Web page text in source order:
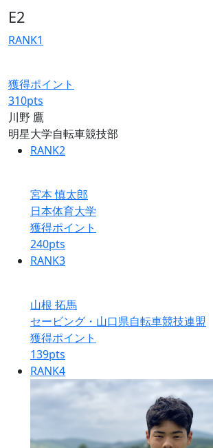
E2
RANK1
獲得ポイント
310pts
川野 鷹
明星大学自転車競技部
RANK2
宮本 慎太郎
日本体育大学
獲得ポイント
240pts
RANK3
山根 拓馬
セービング・山口県自転車競技連盟
獲得ポイント
139pts
RANK4